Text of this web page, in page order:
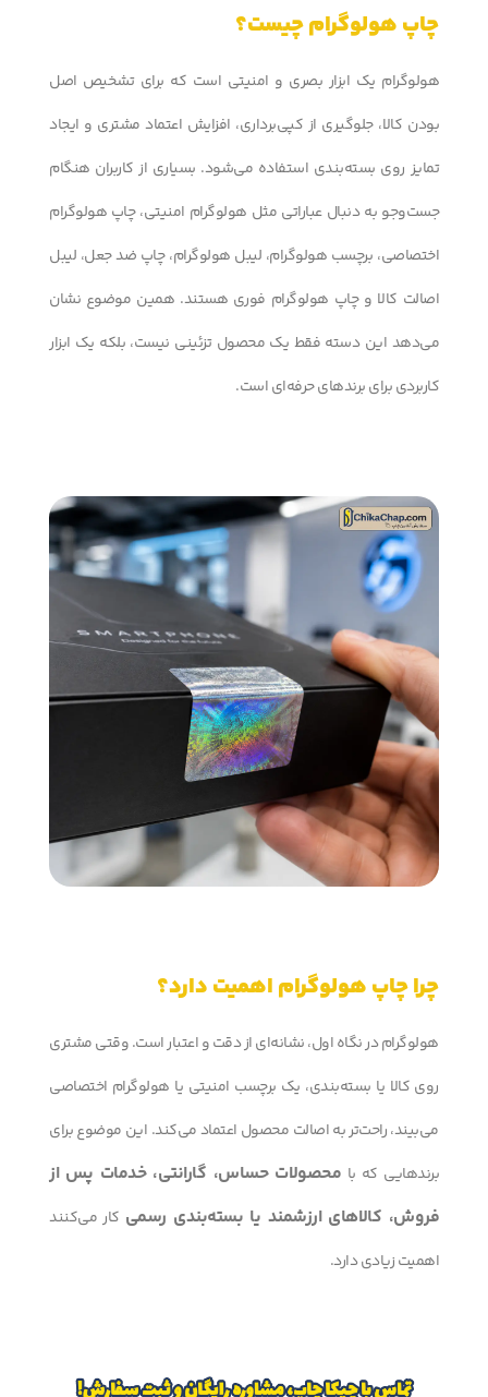
چاپ هولوگرام چیست؟
هولوگرام یک ابزار بصری و امنیتی است که برای تشخیص اصل
بودن کالا، جلوگیری از کپی‌برداری، افزایش اعتماد مشتری و ایجاد
تمایز روی بسته‌بندی استفاده می‌شود. بسیاری از کاربران هنگام
جست‌وجو به دنبال عباراتی مثل هولوگرام امنیتی، چاپ هولوگرام
اختصاصی، برچسب هولوگرام، لیبل هولوگرام، چاپ ضد جعل، لیبل
اصالت کالا و چاپ هولوگرام فوری هستند. همین موضوع نشان
می‌دهد این دسته فقط یک محصول تزئینی نیست، بلکه یک ابزار
کاربردی برای برندهای حرفه‌ای است.
چرا چاپ هولوگرام اهمیت دارد؟
هولوگرام در نگاه اول، نشانه‌ای از دقت و اعتبار است. وقتی مشتری
روی کالا یا بسته‌بندی، یک برچسب امنیتی یا هولوگرام اختصاصی
می‌بیند، راحت‌تر به اصالت محصول اعتماد می‌کند. این موضوع برای
برندهایی که با محصولات حساس، گارانتی، خدمات پس از
فروش، کالاهای ارزشمند یا بسته‌بندی رسمی کار می‌کنند
اهمیت زیادی دارد.